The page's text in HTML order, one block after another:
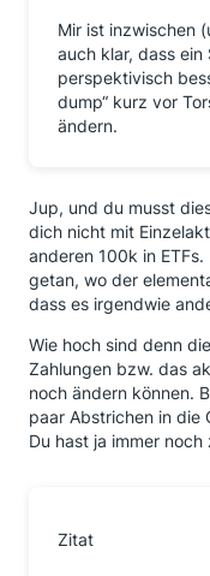
Mir ist inzwischen
auch klar, dass
perspektivisch
dump“ kurz vor
ändern.
Jup, und du musst
dich nicht mit
anderen 100k in
getan, wo der
dass es irgendwie
Wie hoch sind denn
Zahlungen bzw. das
noch ändern können.
paar Abstrichen in die
Du hast ja immer
Zitat